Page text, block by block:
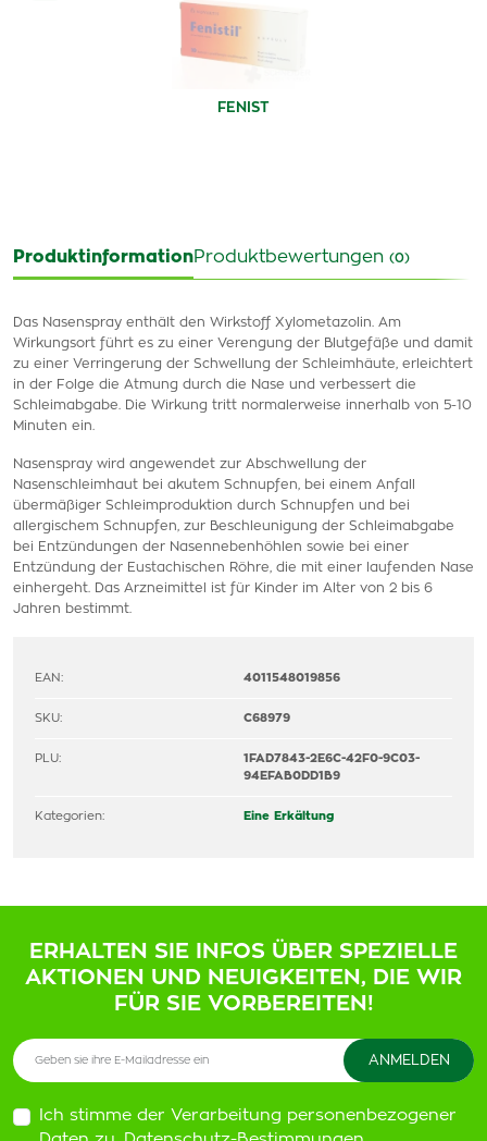
FENIST
ProduktinformationProduktbewertungen (0)
Das Nasenspray enthält den Wirkstoff Xylometazolin. Am
Wirkungsort führt es zu einer Verengung der Blutgefäße und damit
zu einer Verringerung der Schwellung der Schleimhäute, erleichtert
in der Folge die Atmung durch die Nase und verbessert die
Schleimabgabe. Die Wirkung tritt normalerweise innerhalb von 5-10
Minuten ein.
Nasenspray wird angewendet zur Abschwellung der
Nasenschleimhaut bei akutem Schnupfen, bei einem Anfall
übermäßiger Schleimproduktion durch Schnupfen und bei
allergischem Schnupfen, zur Beschleunigung der Schleimabgabe
bei Entzündungen der Nasennebenhöhlen sowie bei einer
Entzündung der Eustachischen Röhre, die mit einer laufenden Nase
einhergeht. Das Arzneimittel ist für Kinder im Alter von 2 bis 6
Jahren bestimmt.
EAN: 4011548019856
SKU: C68979
PLU:
1FAD7843-2E6C-42F0-9C03-
94EFAB0DD1B9
Kategorien: Eine Erkältung
ERHALTEN SIE INFOS ÜBER SPEZIELLE
AKTIONEN UND NEUIGKEITEN, DIE WIR
FÜR SIE VORBEREITEN!
Ich stimme der Verarbeitung personenbezogener